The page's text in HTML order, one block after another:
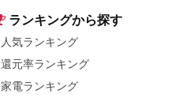
ランキングから探す
人気ランキング
還元率ランキング
家電ランキング